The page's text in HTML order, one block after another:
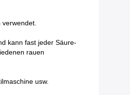
kann fast jeder Säure-
rauen
usw.